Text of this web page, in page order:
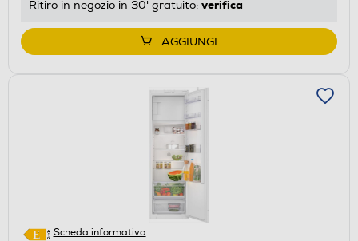
Ritiro in negozio in 30' gratuito: verifica
AGGIUNGI
Scheda informativa